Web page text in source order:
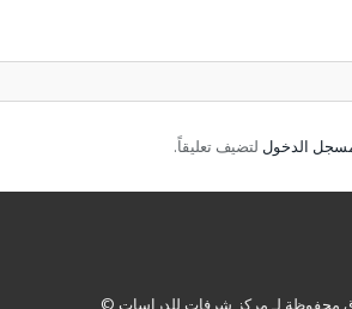
الدخول لتضيف تعليقاً.
محفوظة لـ مركز شرفات للدراسات ©